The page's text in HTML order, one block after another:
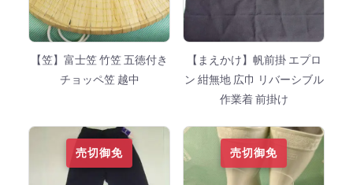
【笠】富士笠 竹笠 五徳付き
チョッペ笠 越中
【まえかけ】帆前掛 エプロ
ン 紺無地 広巾 リバーシブル
作業着 前掛け
売切御免 売切御免